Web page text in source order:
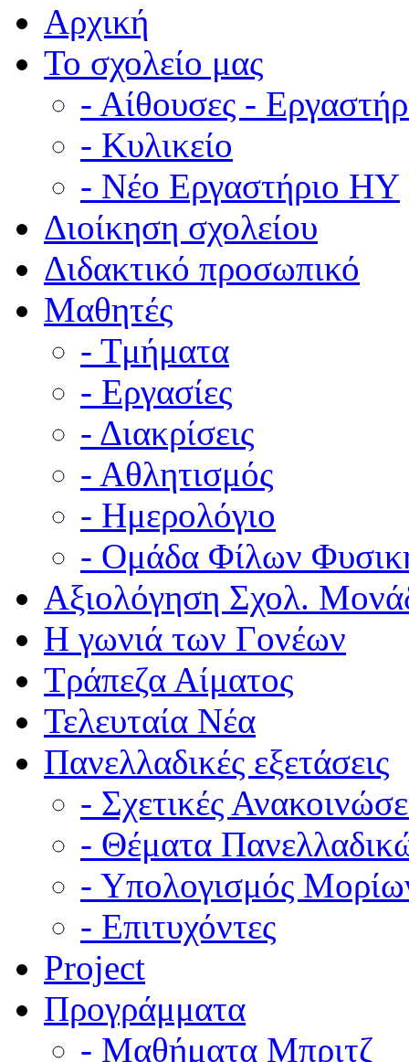
Αρχική
Το σχολείο μας
- Αίθουσες -
- Κυλικείο
- Νέο Εργαστήριο ΗΥ
Διοίκηση σχολείου
Διδακτικό προσωπικό
Μαθητές
- Τμήματα
- Εργασίες
- Διακρίσεις
- Αθλητισμός
- Ημερολόγιο
- Ομάδα Φίλων
Αξιολόγηση Σχολ.
Η γωνιά των Γονέων
Τράπεζα Αίματος
Τελευταία Νέα
Πανελλαδικές εξετάσεις
- Σχετικές
- Θέματα
- Υπολογισμός
- Επιτυχόντες
Project
Προγράμματα
- Μαθήματα Μπριτζ